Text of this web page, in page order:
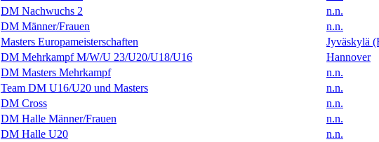
DM Nachwuchs 2
n.n.
DM Männer/Frauen
n.n.
Masters Europameisterschaften
Jyväskylä
DM Mehrkampf M/W/U 23/U20/U18/U16
Hannover
DM Masters Mehrkampf
n.n.
Team DM U16/U20 und Masters
n.n.
DM Cross
n.n.
DM Halle Männer/Frauen
n.n.
DM Halle U20
n.n.